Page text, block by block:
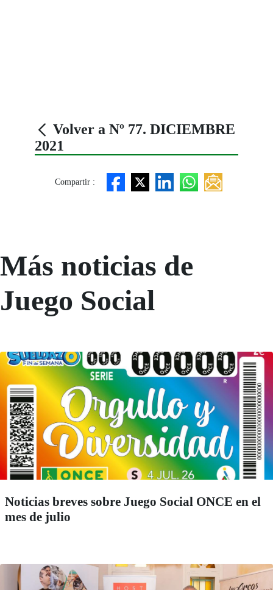
Volver a Nº 77. DICIEMBRE
2021
Compartir :
Más noticias de
Juego Social
Noticias breves sobre Juego Social ONCE en el
mes de julio